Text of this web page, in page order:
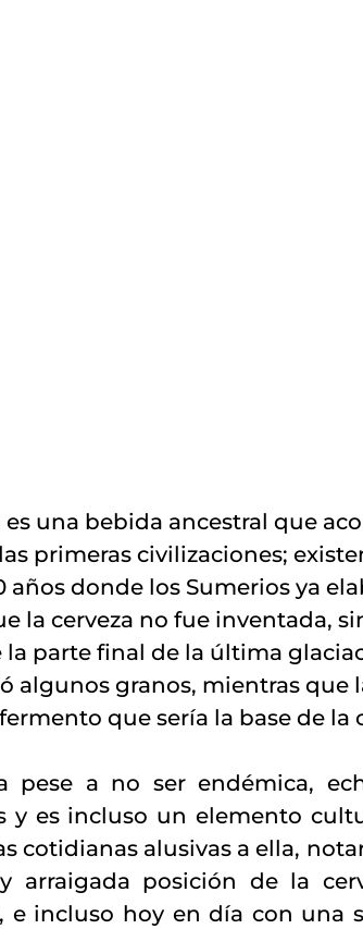
es una bebida ancestral que
primeras civilizaciones;
años donde los Sumerios ya
la cerveza no fue inventada,
la parte final de la última
algunos granos, mientras que
que sería la base de la
pese a no ser endémica,
y es incluso un elemento
cotidianas alusivas a ella,
arraigada posición de la
e incluso hoy en día con una